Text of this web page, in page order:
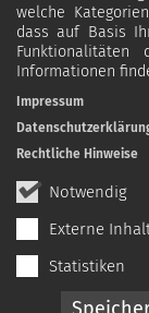
welche
dass auf Basis
Informationen
Notwendig
Externe
Statistiken
Impressum
Rechtliche Hinweise